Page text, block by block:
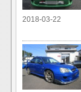
2018-03-22